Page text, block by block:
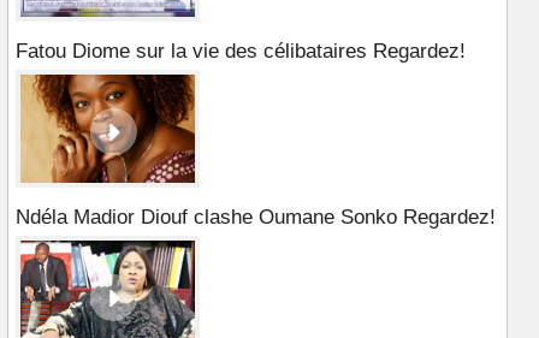
Fatou Diome sur la vie des célibataires Regardez!
Ndéla Madior Diouf clashe Oumane Sonko Regardez!